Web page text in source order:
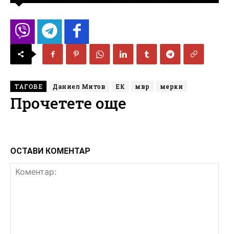
ТАГОВЕ Даниел Митов ЕК мвр мерки
Прочетете още
ОСТАВИ КОМЕНТАР